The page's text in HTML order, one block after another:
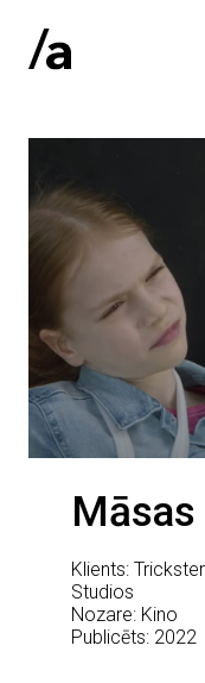
:
Sākums
Par mums
Kontakti
Portfolio
Māsas
Klients:
Studios
Nozare: Kino
Publicēts: 2022